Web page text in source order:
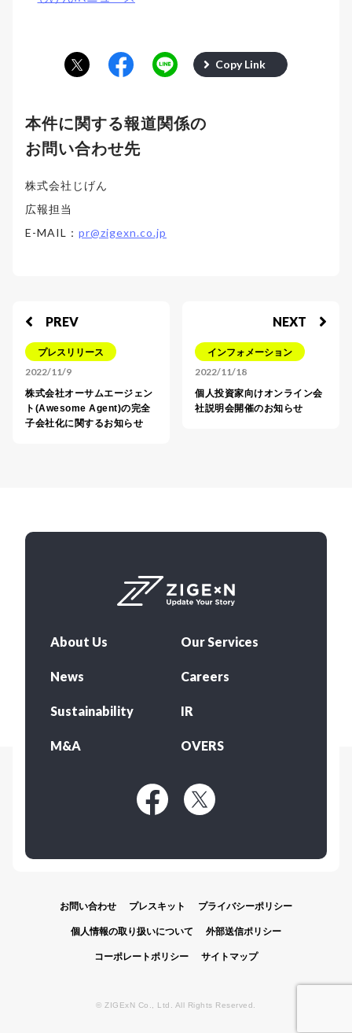
Copy Link
本件に関する報道関係の
お問い合わせ先
株式会社じげん
広報担当
E-MAIL： pr@zigexn.co.jp
PREV
プレスリリース
2022/11/9
株式会社オーサムエージェン
ト(Awesome Agent)の完全
子会社化に関するお知らせ
NEXT
インフォメーション
2022/11/18
個人投資家向けオンライン会
社説明会開催のお知らせ
About Us Our Services
News Careers
Sustainability IR
M&A OVERS
お問い合わせ プレスキット プライバシーポリシー
個人情報の取り扱いについて 外部送信ポリシー
コーポレートポリシー サイトマップ
© ZIGExN Co., Ltd. All Rights Reserved.